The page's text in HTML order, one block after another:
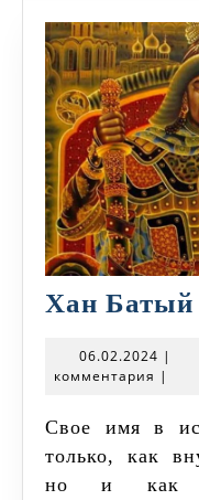
Хан Батый
06.02.2024 |
комментария |
Свое имя в историю Батый вписал не
только, как
но и как